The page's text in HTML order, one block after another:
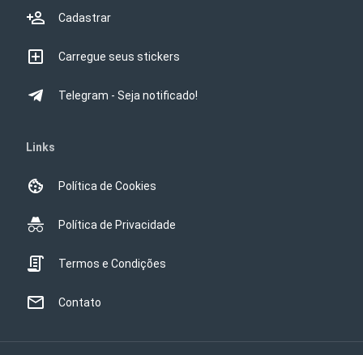
Cadastrar
Carregue seus stickers
Telegram - Seja notificado!
Links
Política de Cookies
Política de Privacidade
Termos e Condições
Contato